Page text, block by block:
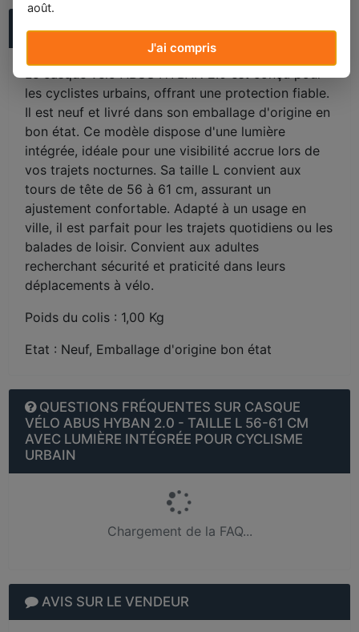
août.
J'ai compris
DESCRIPTION
Le casque vélo ABUS HYBAN 2.0 est conçu pour
les cyclistes urbains, offrant une protection fiable.
Il est neuf et livré dans son emballage d'origine en
bon état. Ce modèle dispose d'une lumière
intégrée, idéale pour une visibilité accrue lors de
vos trajets nocturnes. Sa taille L convient aux
tours de tête de 56 à 61 cm, assurant un
ajustement confortable. Adapté à un usage en
ville, il est parfait pour les trajets quotidiens ou les
balades de loisir. Convient aux adultes
recherchant sécurité et praticité dans leurs
déplacements à vélo.
Poids du colis : 1,00 Kg
Etat : Neuf, Emballage d'origine bon état
QUESTIONS FRÉQUENTES SUR CASQUE
VÉLO ABUS HYBAN 2.0 - TAILLE L 56-61 CM
AVEC LUMIÈRE INTÉGRÉE POUR CYCLISME
URBAIN
Chargement de la FAQ...
AVIS SUR LE VENDEUR